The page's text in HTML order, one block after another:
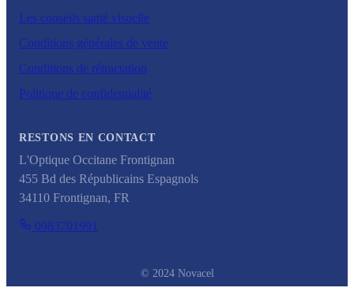
Les conseils santé visuelle
Conditions générales de vente
Conditions de rétractation
Politique de confidentialité
RESTONS EN CONTACT
L'Optique Occitane Frontignan
455 Bd des Républicains Espagnols
34110 Frontignan, FR
0983701991
© 2024 Novacel